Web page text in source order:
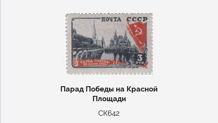
Парад Победы на Красной
Площади
СК642